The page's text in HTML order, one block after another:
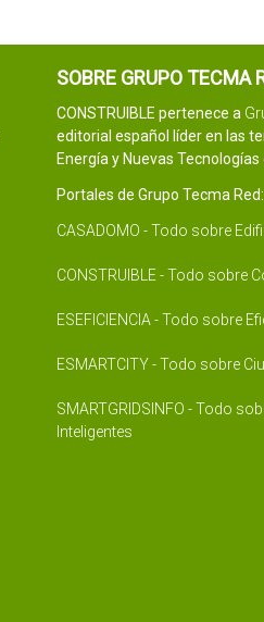
SOBRE GRUPO TECMA
CONSTRUIBLE pertenece a
editorial español líder en las
Energía y Nuevas Tecnologías
Portales de Grupo Tecma Red:
CASADOMO - Todo sobre
CONSTRUIBLE - Todo sobre
ESEFICIENCIA - Todo sobre
ESMARTCITY - Todo sobre
SMARTGRIDSINFO - Todo
Inteligentes